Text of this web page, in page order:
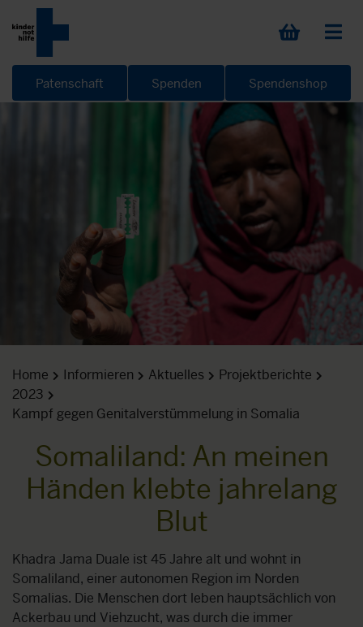
Patenschaft Spenden Spendenshop
Home Informieren Aktuelles
Projektberichte
2023
Kampf gegen Genitalverstümmelung in Somalia
Somaliland: An meinen
Händen klebte jahrelang
Blut
Khadra Jama Duale ist 45 Jahre alt und wohnt in
Somaliland, einer autonomen Region im Norden
Somalias. Die Menschen dort leben hauptsächlich von
Ackerbau und Viehzucht, was durch die immer